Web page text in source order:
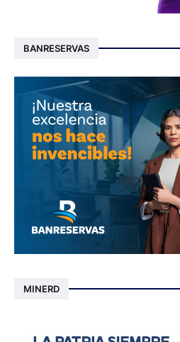
BANRESERVAS
MINERD